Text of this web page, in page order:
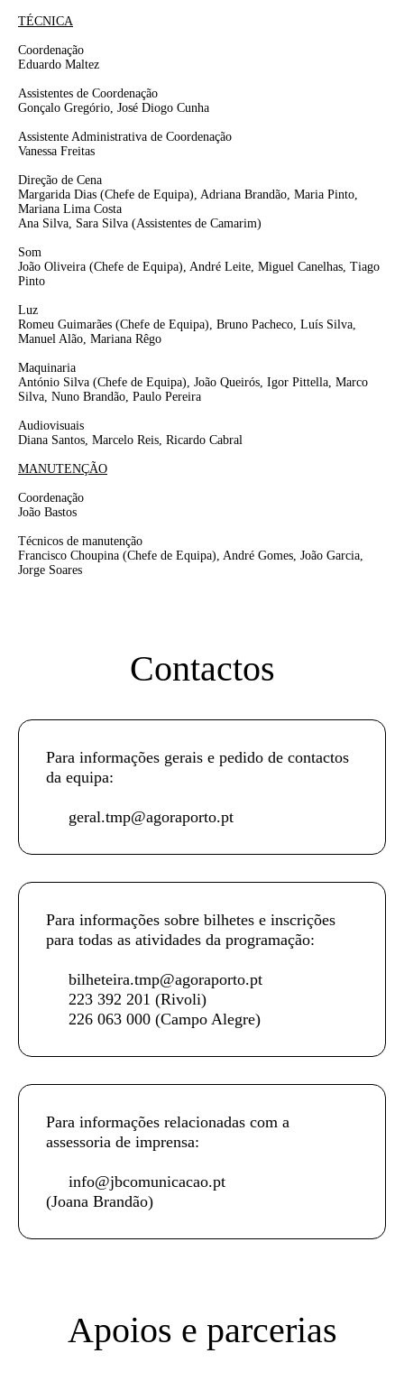
TÉCNICA
Coordenação
Eduardo Maltez
Assistentes de Coordenação
Gonçalo Gregório, José Diogo Cunha
Assistente Administrativa de Coordenação
Vanessa Freitas
Direção de Cena
Margarida Dias (Chefe de Equipa), Adriana Brandão, Maria Pinto,
Mariana Lima Costa
Ana Silva, Sara Silva (Assistentes de Camarim)
Som
João Oliveira (Chefe de Equipa), André Leite, Miguel Canelhas, Tiago
Pinto
Luz
Romeu Guimarães (Chefe de Equipa), Bruno Pacheco, Luís Silva,
Manuel Alão, Mariana Rêgo
Maquinaria
António Silva (Chefe de Equipa), João Queirós, Igor Pittella, Marco
Silva, Nuno Brandão, Paulo Pereira
Audiovisuais
Diana Santos, Marcelo Reis, Ricardo Cabral
MANUTENÇÃO
Coordenação
João Bastos
Técnicos de manutenção
Francisco Choupina (Chefe de Equipa), André Gomes, João Garcia,
Jorge Soares
Contactos
Para informações gerais e pedido de contactos
da equipa:
geral.tmp@agoraporto.pt
Para informações sobre bilhetes e inscrições
para todas as atividades da programação:
bilheteira.tmp@agoraporto.pt
223 392 201 (Rivoli)
226 063 000 (Campo Alegre)
Para informações relacionadas com a
assessoria de imprensa:
info@jbcomunicacao.pt
(Joana Brandão)
Apoios e parcerias